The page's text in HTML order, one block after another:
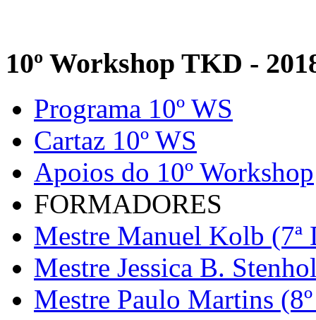
10º Workshop TKD -
Programa 10º WS
Cartaz 10º WS
Apoios do 10º Workshop
FORMADORES
Mestre Manuel Kolb (7ª
Mestre Jessica B.
Mestre Paulo Martins